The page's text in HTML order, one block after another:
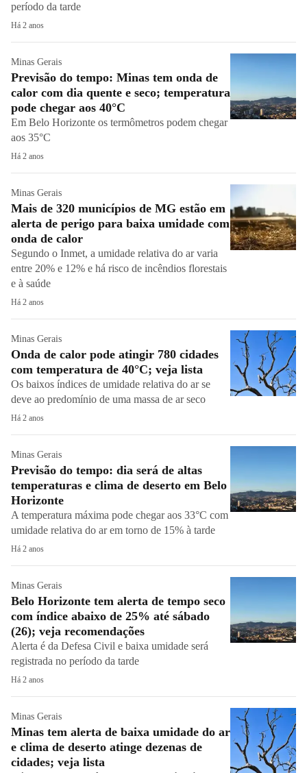
período da tarde
Há 2 anos
Minas Gerais
Previsão do tempo: Minas tem onda de
calor com dia quente e seco; temperatura
pode chegar aos 40°C
Em Belo Horizonte os termômetros podem chegar
aos 35°C
Há 2 anos
Minas Gerais
Mais de 320 municípios de MG estão em
alerta de perigo para baixa umidade com
onda de calor
Segundo o Inmet, a umidade relativa do ar varia
entre 20% e 12% e há risco de incêndios florestais
e à saúde
Há 2 anos
Minas Gerais
Onda de calor pode atingir 780 cidades
com temperatura de 40°C; veja lista
Os baixos índices de umidade relativa do ar se
deve ao predomínio de uma massa de ar seco
Há 2 anos
Minas Gerais
Previsão do tempo: dia será de altas
temperaturas e clima de deserto em Belo
Horizonte
A temperatura máxima pode chegar aos 33°C com
umidade relativa do ar em torno de 15% à tarde
Há 2 anos
Minas Gerais
Belo Horizonte tem alerta de tempo seco
com índice abaixo de 25% até sábado
(26); veja recomendações
Alerta é da Defesa Civil e baixa umidade será
registrada no período da tarde
Há 2 anos
Minas Gerais
Minas tem alerta de baixa umidade do ar
e clima de deserto atinge dezenas de
cidades; veja lista